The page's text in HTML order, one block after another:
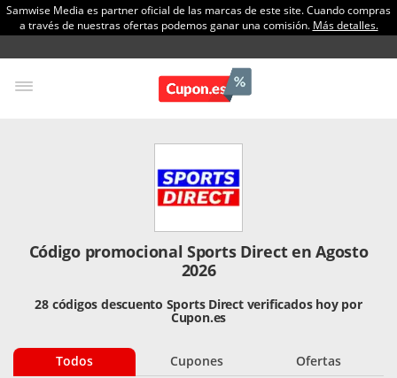
Samwise Media es partner oficial de las marcas de este site. Cuando compras
a través de nuestras ofertas podemos ganar una comisión. Más detalles.
Código promocional Sports Direct en Agosto
2026
28 códigos descuento Sports Direct verificados hoy por
Cupon.es
Todos Cupones Ofertas